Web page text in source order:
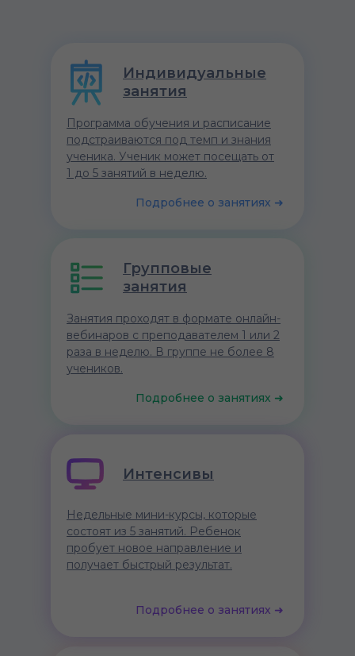
Программа обучения и расписание
подстраиваются под темп и знания
ученика. Ученик может посещать от
1 до 5 занятий в неделю.
Индивидуальные
занятия
Подробнее о занятиях ➜
Занятия проходят в формате онлайн-
вебинаров с преподавателем 1 или 2
раза в неделю. В группе не более 8
учеников.
Групповые
занятия
Подробнее о занятиях ➜
Онлайн-интенсивы на зимних и
летних каникулах: 10 занятий за 5
дней. Возможность познакомиться с
новыми направлениями и создать
Онлайн-лагерь
Подробнее о занятиях ➜
Недельные мини-курсы, которые
состоят из 5 занятий. Ребенок
пробует новое направление и
получает быстрый результат.
Интенсивы
Подробнее о занятиях ➜